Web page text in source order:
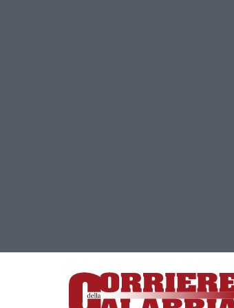
Lamezia Terme (CZ)
responsabile Paola Militano |Privacy